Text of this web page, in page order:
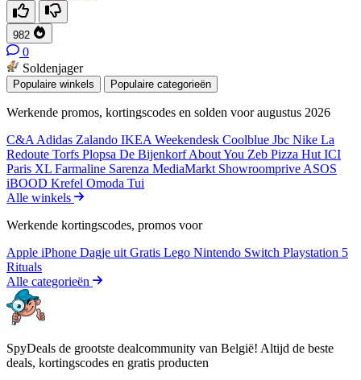
982
0
Soldenjager
Populaire winkels Populaire categorieën
Werkende promos, kortingscodes en solden voor augustus 2026
C&A Adidas Zalando IKEA Weekendesk Coolblue Jbc Nike La
Redoute Torfs Plopsa De BijenkorfAbout You Zeb Pizza Hut ICI
Paris XL Farmaline Sarenza MediaMarkt Showroomprive ASOS
iBOOD Krefel Omoda Tui
Alle winkels
Werkende kortingscodes, promos voor
Apple iPhone Dagje uit Gratis Lego Nintendo Switch Playstation 5
Rituals
Alle categorieën
SpyDeals de grootste dealcommunity van België! Altijd de beste
deals, kortingscodes en gratis producten